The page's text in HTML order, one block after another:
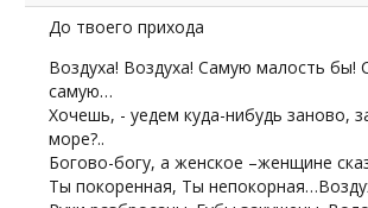
До твоего прихода
Воздуха! Воздуха! Самую малость бы!
самую…
Хочешь, - уедем куда-нибудь заново,
море?..
Богово-богу, а женское –женщине
Ты покоренная, Ты